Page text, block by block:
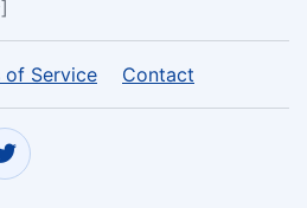
of Service Contact